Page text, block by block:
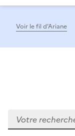
Voir le fil d’Ariane
Votre recherche